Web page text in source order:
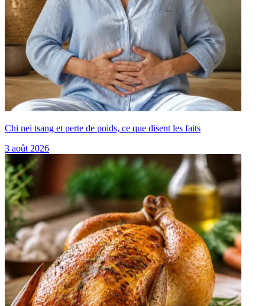
Chi nei tsang et perte de poids, ce que disent les faits
3 août 2026